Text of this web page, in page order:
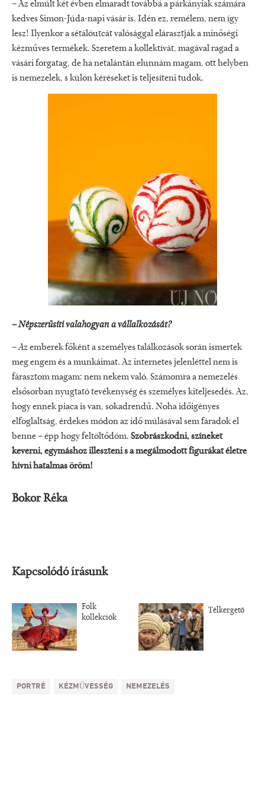
– Az elmúlt két évben elmaradt továbbá a párkányiak számára
kedves Simon-Júda-napi vásár is. Idén ez, remélem, nem így
lesz! Ilyenkor a sétálóutcát valósággal elárasztják a minőségi
kézműves termékek. Szeretem a kollektívát, magával ragad a
vásári forgatag, de ha netalántán elunnám magam, ott helyben
is nemezelek, s külön kéréseket is teljesíteni tudok.
– Népszerűsíti valahogyan a vállalkozását?
–Az emberek főként a személyes találkozások során ismertek
meg engem és a munkáimat. Az internetes jelenléttel nem is
fárasztom magam: nem nekem való. Számomra a nemezelés
elsősorban nyugtató tevékenység és személyes kiteljesedés. Az,
hogy ennek piaca is van, sokadrendű. Noha időigényes
elfoglaltság, érdekes módon az idő múlásával sem fáradok el
benne – épp hogy feltöltődöm. Szobrászkodni, színeket
keverni, egymáshoz illeszteni s a megálmodott figurákat életre
hívni hatalmas öröm!
Bokor Réka
Kapcsolódó írásunk
Folk
kollekciók
Télkergető
PORTRÉ KÉZMŰVESSÉG NEMEZELÉS